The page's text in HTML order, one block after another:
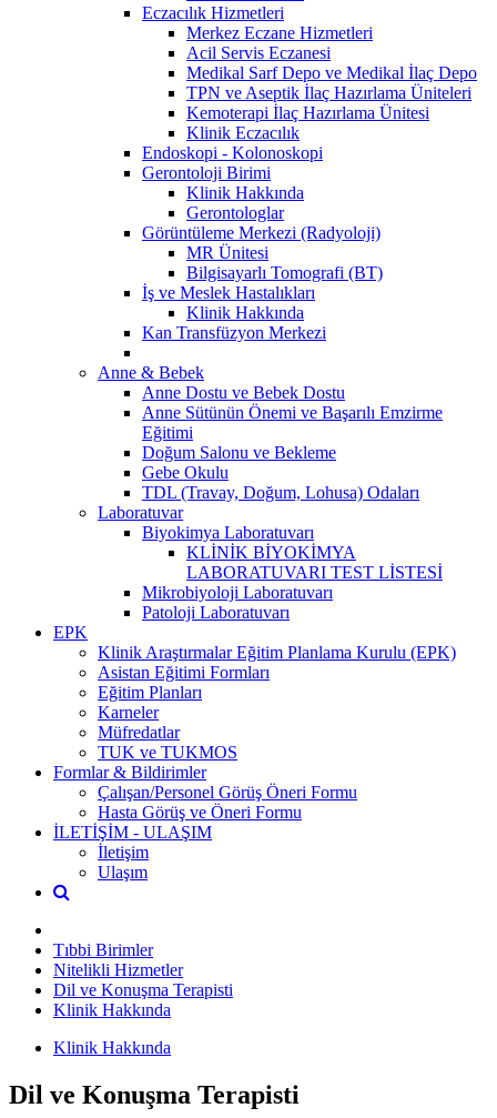
Eczacılık Hizmetleri
Merkez Eczane Hizmetleri
Acil Servis Eczanesi
Medikal Sarf Depo ve Medikal İlaç Depo
TPN ve Aseptik İlaç Hazırlama Üniteleri
Kemoterapi İlaç Hazırlama Ünitesi
Klinik Eczacılık
Endoskopi - Kolonoskopi
Gerontoloji Birimi
Klinik Hakkında
Gerontologlar
Görüntüleme Merkezi (Radyoloji)
MR Ünitesi
Bilgisayarlı Tomografi (BT)
İş ve Meslek Hastalıkları
Klinik Hakkında
Kan Transfüzyon Merkezi
Anne & Bebek
Anne Dostu ve Bebek Dostu
Anne Sütünün Önemi ve Başarılı Emzirme
Eğitimi
Doğum Salonu ve Bekleme
Gebe Okulu
TDL (Travay, Doğum, Lohusa) Odaları
Laboratuvar
Biyokimya Laboratuvarı
KLİNİK BİYOKİMYA
LABORATUVARI TEST LİSTESİ
Mikrobiyoloji Laboratuvarı
Patoloji Laboratuvarı
EPK
Klinik Araştırmalar Eğitim Planlama Kurulu (EPK)
Asistan Eğitimi Formları
Eğitim Planları
Karneler
Müfredatlar
TUK ve TUKMOS
Formlar & Bildirimler
Çalışan/Personel Görüş Öneri Formu
Hasta Görüş ve Öneri Formu
İLETİŞİM - ULAŞIM
İletişim
Ulaşım
Tıbbi Birimler
Nitelikli Hizmetler
Dil ve Konuşma Terapisti
Klinik Hakkında
Klinik Hakkında
Dil ve Konuşma Terapisti